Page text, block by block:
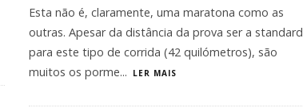
Esta não é, claramente, uma maratona como as
outras. Apesar da distância da prova ser a standard
para este tipo de corrida (42 quilómetros), são
muitos os porme... LER MAIS